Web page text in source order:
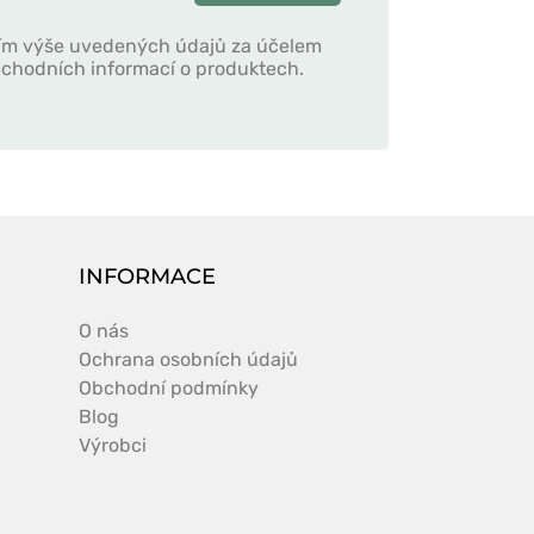
výše uvedených údajů za účelem
informací o produktech.
INFORMACE
O nás
Ochrana osobních údajů
Obchodní podmínky
Blog
Výrobci